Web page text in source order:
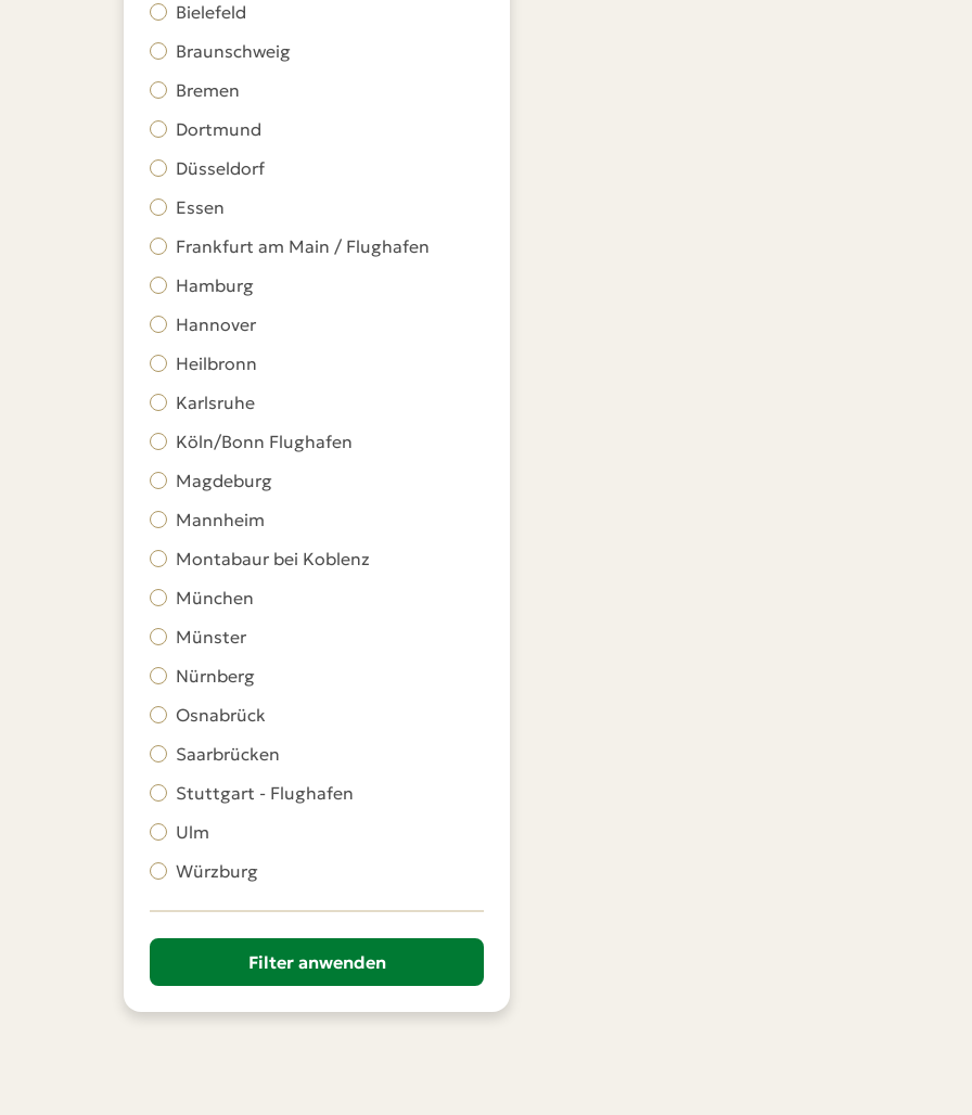
Bielefeld
Braunschweig
Bremen
Dortmund
Düsseldorf
Essen
Frankfurt am Main / Flughafen
Hamburg
Hannover
Heilbronn
Karlsruhe
Köln/Bonn Flughafen
Magdeburg
Mannheim
Montabaur bei Koblenz
München
Münster
Nürnberg
Osnabrück
Saarbrücken
Stuttgart - Flughafen
Ulm
Würzburg
Filter anwenden